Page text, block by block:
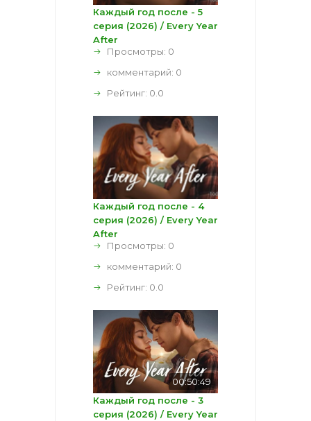
Каждый год после - 5
серия (2026) / Every Year
After
Просмотры: 0
комментарий: 0
Рейтинг: 0.0
Каждый год после - 4
серия (2026) / Every Year
After
Просмотры: 0
комментарий: 0
Рейтинг: 0.0
00:50:49
Каждый год после - 3
серия (2026) / Every Year